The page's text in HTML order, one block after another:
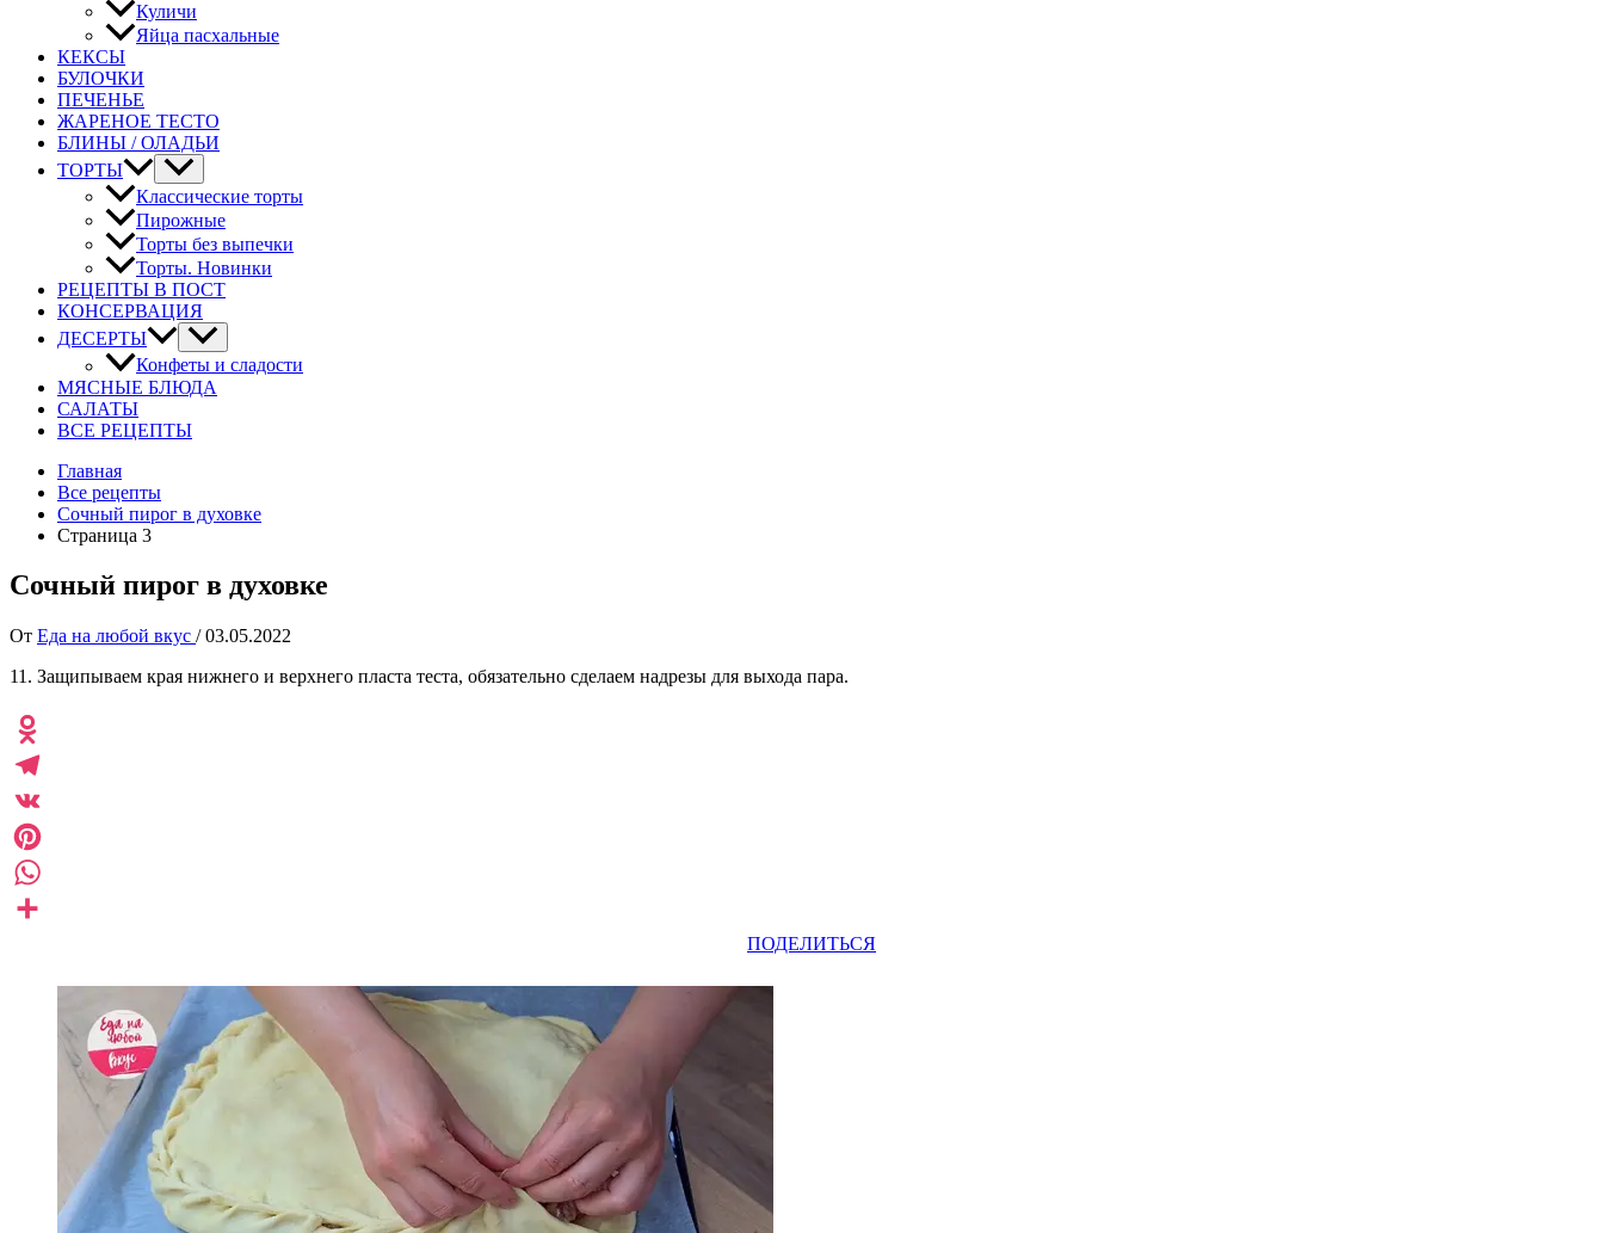
Куличи
Яйца пасхальные
КЕКСЫ
БУЛОЧКИ
ПЕЧЕНЬЕ
ЖАРЕНОЕ ТЕСТО
БЛИНЫ / ОЛАДЬИ
ТОРТЫ
Классические торты
Пирожные
Торты без выпечки
Торты. Новинки
РЕЦЕПТЫ В ПОСТ
КОНСЕРВАЦИЯ
ДЕСЕРТЫ
Конфеты и сладости
МЯСНЫЕ БЛЮДА
САЛАТЫ
ВСЕ РЕЦЕПТЫ
Главная
Все рецепты
Сочный пирог в духовке
Страница 3
Сочный пирог в духовке
От Еда на любой вкус /03.05.2022
11. Защипываем края нижнего и верхнего пласта теста, обязательно сделаем надрезы для выхода пара.
ПОДЕЛИТЬСЯ